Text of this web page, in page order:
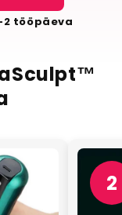
tööpäeva
2